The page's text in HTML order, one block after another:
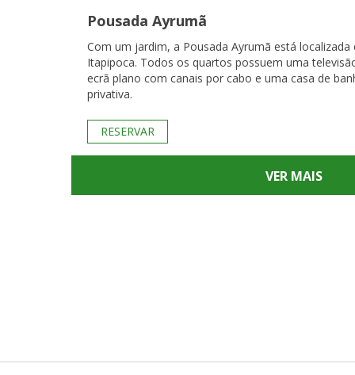
Pousada Ayrumã
Com um jardim, a Pousada Ayrumã está localizada
Itapipoca. Todos os quartos possuem uma
ecrã plano com canais por cabo e uma casa de
privativa.
RESERVAR
VER MAIS